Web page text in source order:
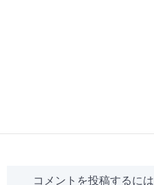
コメントを投稿するには